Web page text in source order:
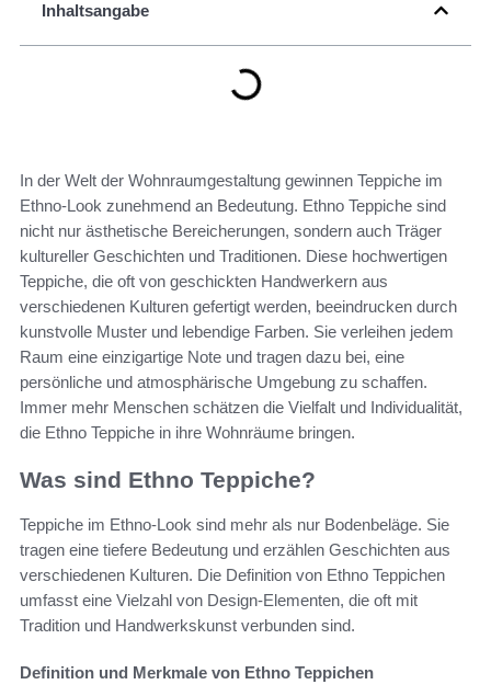
Inhaltsangabe
In der Welt der Wohnraumgestaltung gewinnen Teppiche im
Ethno-Look zunehmend an Bedeutung. Ethno Teppiche sind
nicht nur ästhetische Bereicherungen, sondern auch Träger
kultureller Geschichten und Traditionen. Diese hochwertigen
Teppiche, die oft von geschickten Handwerkern aus
verschiedenen Kulturen gefertigt werden, beeindrucken durch
kunstvolle Muster und lebendige Farben. Sie verleihen jedem
Raum eine einzigartige Note und tragen dazu bei, eine
persönliche und atmosphärische Umgebung zu schaffen.
Immer mehr Menschen schätzen die Vielfalt und Individualität,
die Ethno Teppiche in ihre Wohnräume bringen.
Was sind Ethno Teppiche?
Teppiche im Ethno-Look sind mehr als nur Bodenbeläge. Sie
tragen eine tiefere Bedeutung und erzählen Geschichten aus
verschiedenen Kulturen. Die Definition von Ethno Teppichen
umfasst eine Vielzahl von Design-Elementen, die oft mit
Tradition und Handwerkskunst verbunden sind.
Definition und Merkmale von Ethno Teppichen